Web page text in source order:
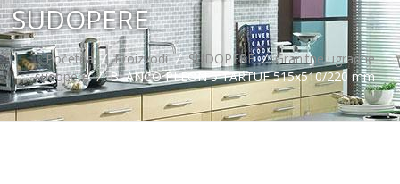
SUDOPERE
Početna / Proizvodi / SUDOPERE / Granitne ugradne
sudopere / BLANCO PLEON 5 TARTUF 515x510/220 mm